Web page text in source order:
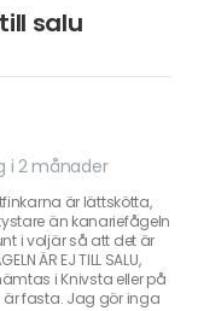
salu
i 2 månader
är lättskötta,
än kanariefågeln
i voljär så att det är
ÄR EJ TILL SALU,
i Knivsta eller på
är fasta. Jag gör inga